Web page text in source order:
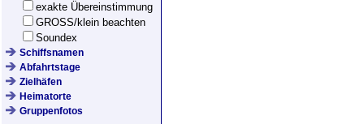
exakte Übereinstimmung
GROSS/klein beachten
Soundex
Schiffsnamen
Abfahrtstage
Zielhäfen
Heimatorte
Gruppenfotos